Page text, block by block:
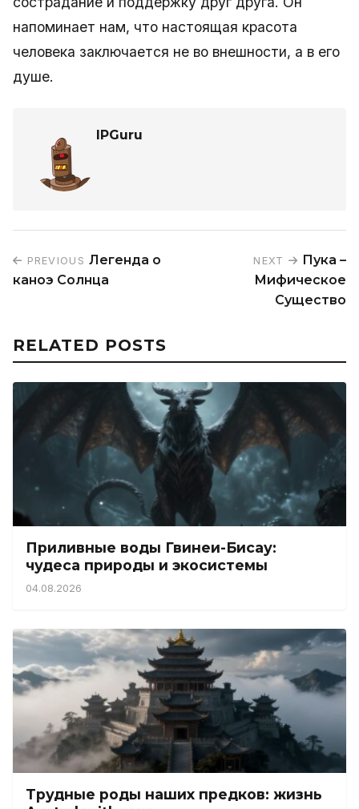
напоминает нам, что настоящая красота
человека заключается не во внешности, а в его
душе.
IPGuru
PREVIOUS Легенда о
каноэ Солнца
NEXT
Пука –
Мифическое
Существо
RELATED POSTS
Приливные воды Гвинеи-Бисау:
чудеса природы и экосистемы
04.08.2026
Трудные роды наших предков: жизнь